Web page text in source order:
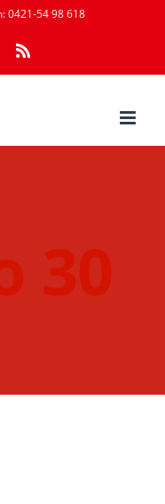
0421-54 98 618
Rss
30